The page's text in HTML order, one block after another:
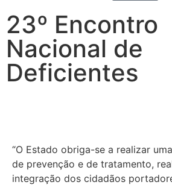
23º Encontro
Nacional de
Deficientes
“O Estado obriga-se a realizar
de prevenção e de tratamento,
integração dos cidadãos